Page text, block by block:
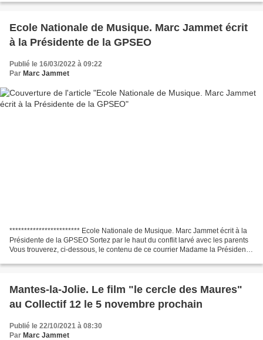
Ecole Nationale de Musique. Marc Jammet écrit
à la Présidente de la GPSEO
Publié le 16/03/2022 à 09:22
Par Marc Jammet
************************ Ecole Nationale de Musique. Marc Jammet écrit à la
Présidente de la GPSEO Sortez par le haut du conflit larvé avec les parents
Vous trouverez, ci-dessous, le contenu de ce courrier Madame la Présidente,
Mantes-la-Jolie. Le film "le cercle des Maures"
au Collectif 12 le 5 novembre prochain
Publié le 22/10/2021 à 08:30
Par Marc Jammet